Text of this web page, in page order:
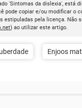
'Sintomas da dislexia', está
pode copiar e/ou modificar o
estipuladas pela licença. Não
) ao utilizar este artigo.
Enjoos